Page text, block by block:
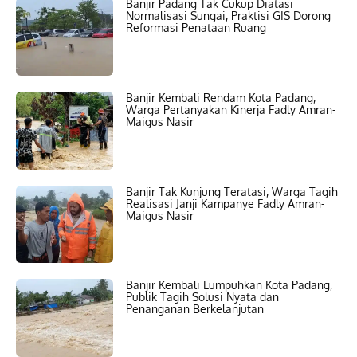
Banjir Padang Tak Cukup Diatasi
Normalisasi Sungai, Praktisi GIS Dorong
Reformasi Penataan Ruang
Banjir Kembali Rendam Kota Padang,
Warga Pertanyakan Kinerja Fadly Amran-
Maigus Nasir
Banjir Tak Kunjung Teratasi, Warga Tagih
Realisasi Janji Kampanye Fadly Amran-
Maigus Nasir
Banjir Kembali Lumpuhkan Kota Padang,
Publik Tagih Solusi Nyata dan
Penanganan Berkelanjutan